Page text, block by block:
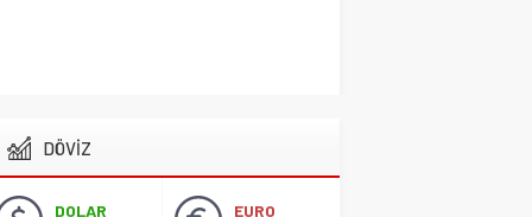
etti
Gündem 13 Ekim 2024 15:16
DÖVİZ
DOLAR
EURO